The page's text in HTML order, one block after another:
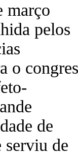
março
pelos
o
de
serviu de